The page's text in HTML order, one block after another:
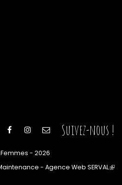
Suivez-nous !
- 2026
- Agence Web SERVAL(le